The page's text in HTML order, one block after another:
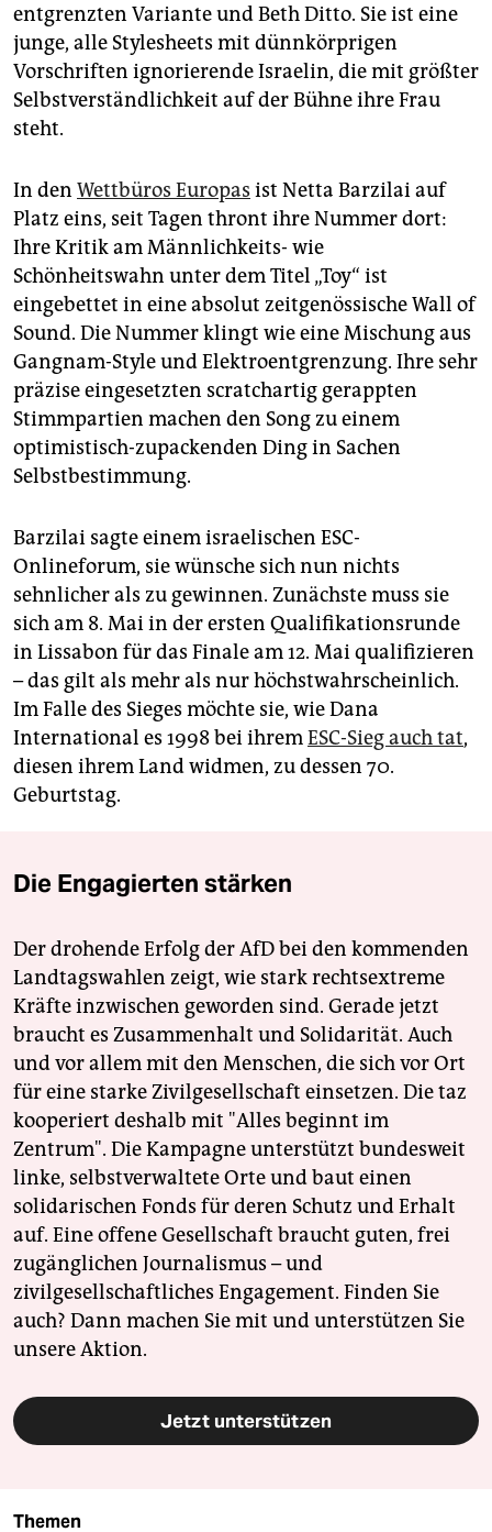
entgrenzten Variante und Beth Ditto. Sie ist eine
junge, alle Stylesheets mit dünnkörprigen
Vorschriften ignorierende Israelin, die mit größter
Selbstverständlichkeit auf der Bühne ihre Frau
steht.
In den Wettbüros Europas ist Netta Barzilai auf
Platz eins, seit Tagen thront ihre Nummer dort:
Ihre Kritik am Männlichkeits- wie
Schönheitswahn unter dem Titel „Toy“ ist
eingebettet in eine absolut zeitgenössische Wall of
Sound. Die Nummer klingt wie eine Mischung aus
Gangnam-Style und Elektroentgrenzung. Ihre sehr
präzise eingesetzten scratchartig gerappten
Stimmpartien machen den Song zu einem
optimistisch-zupackenden Ding in Sachen
Selbstbestimmung.
Barzilai sagte einem israelischen ESC-
Onlineforum, sie wünsche sich nun nichts
sehnlicher als zu gewinnen. Zunächste muss sie
sich am 8. Mai in der ersten Qualifikationsrunde
in Lissabon für das Finale am 12. Mai qualifizieren
– das gilt als mehr als nur höchstwahrscheinlich.
Im Falle des Sieges möchte sie, wie Dana
International es 1998 bei ihremESC-Sieg auch tat,
diesen ihrem Land widmen, zu dessen 70.
Geburtstag.
Die Engagierten stärken
Der drohende Erfolg der AfD bei den kommenden
Landtagswahlen zeigt, wie stark rechtsextreme
Kräfte inzwischen geworden sind. Gerade jetzt
braucht es Zusammenhalt und Solidarität. Auch
und vor allem mit den Menschen, die sich vor Ort
für eine starke Zivilgesellschaft einsetzen. Die taz
kooperiert deshalb mit "Alles beginnt im
Zentrum". Die Kampagne unterstützt bundesweit
linke, selbstverwaltete Orte und baut einen
solidarischen Fonds für deren Schutz und Erhalt
auf. Eine offene Gesellschaft braucht guten, frei
zugänglichen Journalismus – und
zivilgesellschaftliches Engagement. Finden Sie
auch? Dann machen Sie mit und unterstützen Sie
unsere Aktion.
Jetzt unterstützen
Themen